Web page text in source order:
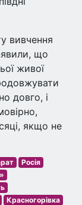
вивчення
що
живої
довго, і
якщо не
Росія
Красногорівка